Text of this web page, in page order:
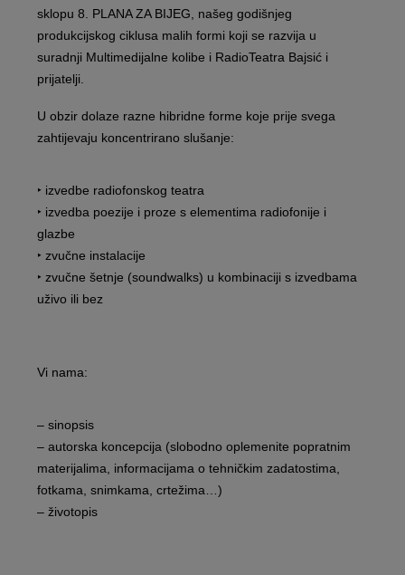
sklopu 8. PLANA ZA BIJEG, našeg godišnjeg
produkcijskog ciklusa malih formi koji se razvija u
suradnji Multimedijalne kolibe i RadioTeatra Bajsić i
prijatelji.
U obzir dolaze razne hibridne forme koje prije svega
zahtijevaju koncentrirano slušanje:
‣ izvedbe radiofonskog teatra
‣ izvedba poezije i proze s elementima radiofonije i
glazbe
‣ zvučne instalacije
‣ zvučne šetnje (soundwalks) u kombinaciji s izvedbama
uživo ili bez
Vi nama:
– sinopsis
– autorska koncepcija (slobodno oplemenite popratnim
materijalima, informacijama o tehničkim zadatostima,
fotkama, snimkama, crtežima…)
– životopis